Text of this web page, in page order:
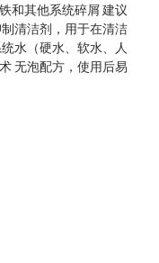
和其他系统碎屑 建议
清洁剂，用于在清洁
水（硬水、软水、人
无泡配方，使用后易